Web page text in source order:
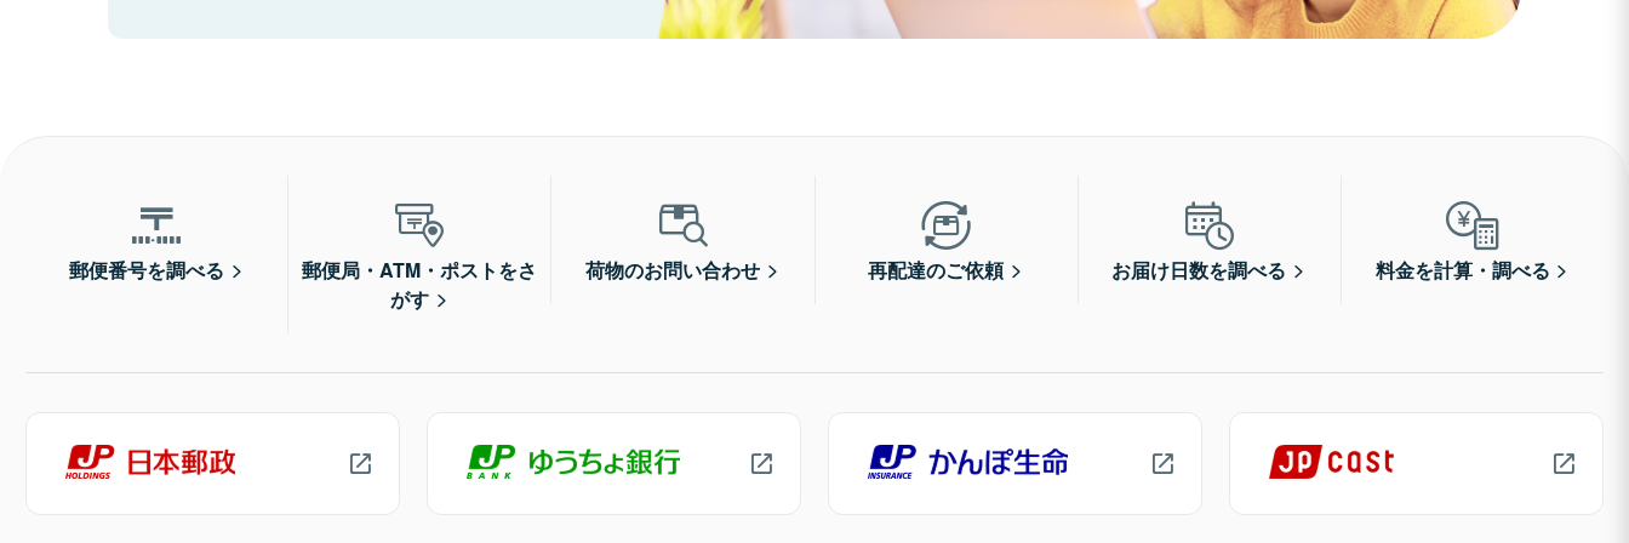
郵便番号を調べる
郵便局・ATM・ポストをさ
がす
荷物のお問い合わせ 再配達のご依頼 お届け日数を調べる 料金を計算・調べる